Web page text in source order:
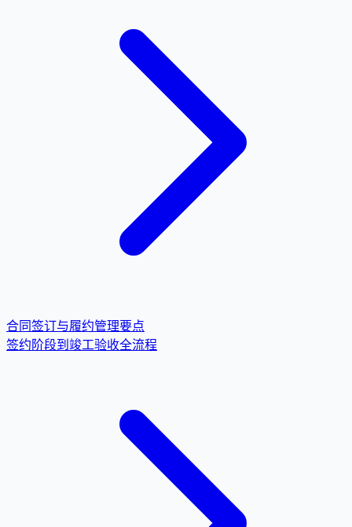
合同签订与履约管理要点
签约阶段到竣工验收全流程